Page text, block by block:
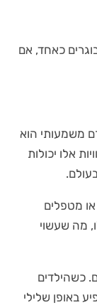
כאחד, אם
משמעותי הוא
אלו יכולות
מטפלים
מה שעשוי
כשהילדים
באופן שלילי